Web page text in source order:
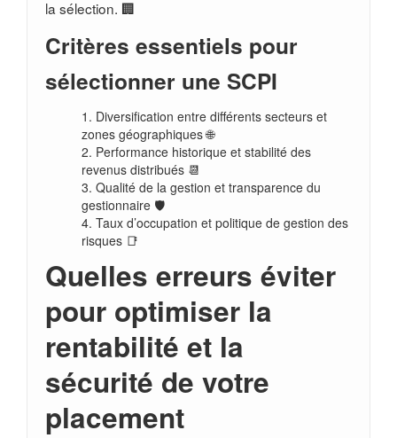
la sélection. 🏢
Critères essentiels pour
sélectionner une SCPI
Diversification entre différents secteurs et
zones géographiques 🌐
Performance historique et stabilité des
revenus distribués 📆
Qualité de la gestion et transparence du
gestionnaire 🛡️
Taux d’occupation et politique de gestion des
risques 📑
Quelles erreurs éviter
pour optimiser la
rentabilité et la
sécurité de votre
placement